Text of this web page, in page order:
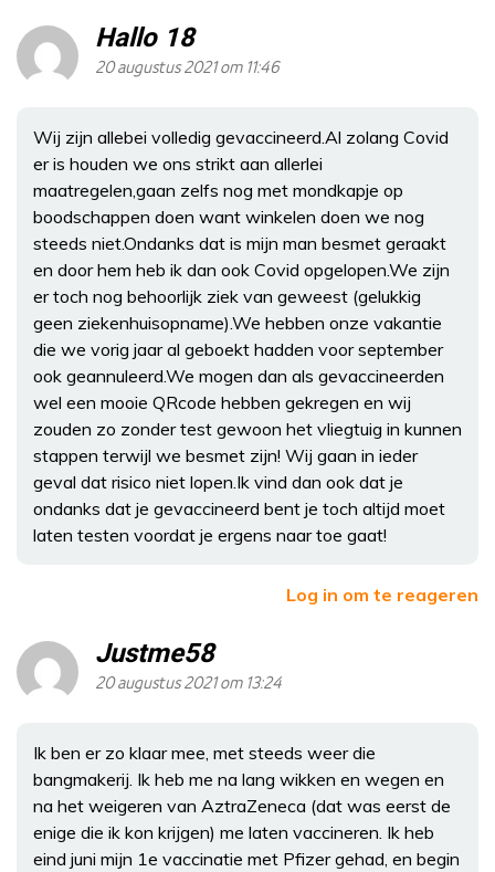
Hallo 18
20 augustus 2021 om 11:46
Wij zijn allebei volledig gevaccineerd.Al zolang Covid
er is houden we ons strikt aan allerlei
maatregelen,gaan zelfs nog met mondkapje op
boodschappen doen want winkelen doen we nog
steeds niet.Ondanks dat is mijn man besmet geraakt
en door hem heb ik dan ook Covid opgelopen.We zijn
er toch nog behoorlijk ziek van geweest (gelukkig
geen ziekenhuisopname).We hebben onze vakantie
die we vorig jaar al geboekt hadden voor september
ook geannuleerd.We mogen dan als gevaccineerden
wel een mooie QRcode hebben gekregen en wij
zouden zo zonder test gewoon het vliegtuig in kunnen
stappen terwijl we besmet zijn! Wij gaan in ieder
geval dat risico niet lopen.Ik vind dan ook dat je
ondanks dat je gevaccineerd bent je toch altijd moet
laten testen voordat je ergens naar toe gaat!
Log in om te reageren
Justme58
20 augustus 2021 om 13:24
Ik ben er zo klaar mee, met steeds weer die
bangmakerij. Ik heb me na lang wikken en wegen en
na het weigeren van AztraZeneca (dat was eerst de
enige die ik kon krijgen) me laten vaccineren. Ik heb
eind juni mijn 1e vaccinatie met Pfizer gehad, en begin